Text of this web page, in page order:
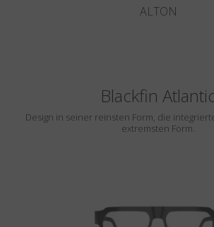
ALTON
Blackfin
Design in seiner reinsten Form, die
extremsten Form.